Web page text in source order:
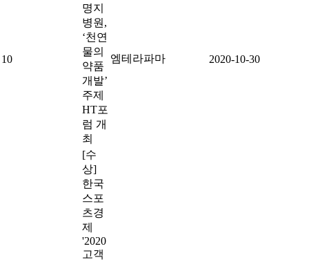
10
명지
병원,
‘천연
물의
약품
개발’
주제
HT포
럼 개
최
엠테라파마 2020-10-30
[수
상]
한국
스포
츠경
제
'2020
고객